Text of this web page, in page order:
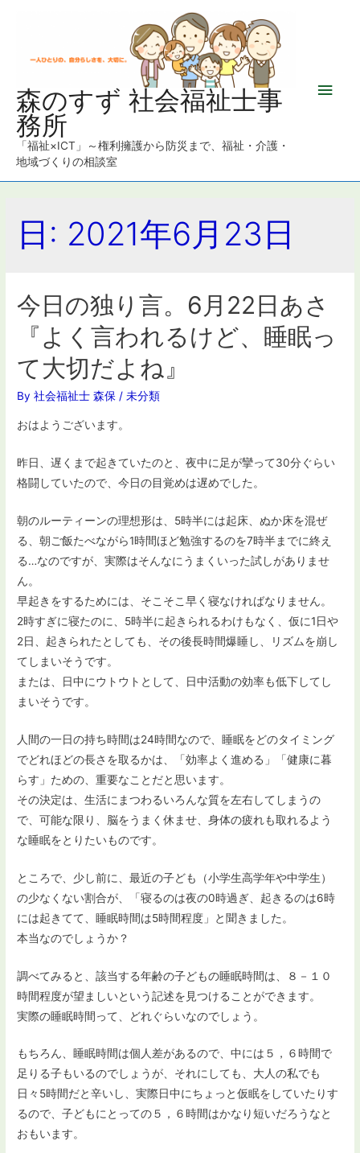
森のすず 社会福祉士事
務所
「福祉×ICT」～権利擁護から防災まで、福祉・介護・
地域づくりの相談室
メ
ー
日: 2021年6月23日
今日の独り言。6月22日あさ
『よく言われるけど、睡眠っ
て大切だよね』
By社会福祉士 森保 /未分類
おはようございます。
昨日、遅くまで起きていたのと、夜中に足が攣って30分ぐらい
格闘していたので、今日の目覚めは遅めでした。
朝のルーティーンの理想形は、5時半には起床、ぬか床を混ぜ
る、朝ご飯たべながら1時間ほど勉強するのを7時半までに終え
る…なのですが、実際はそんなにうまくいった試しがありませ
ん。
早起きをするためには、そこそこ早く寝なければなりません。
2時すぎに寝たのに、5時半に起きられるわけもなく、仮に1日や
2日、起きられたとしても、その後長時間爆睡し、リズムを崩し
てしまいそうです。
または、日中にウトウトとして、日中活動の効率も低下してし
まいそうです。
人間の一日の持ち時間は24時間なので、睡眠をどのタイミング
でどれほどの長さを取るかは、「効率よく進める」「健康に暮
らす」ための、重要なことだと思います。
その決定は、生活にまつわるいろんな質を左右してしまうの
で、可能な限り、脳をうまく休ませ、身体の疲れも取れるよう
な睡眠をとりたいものです。
ところで、少し前に、最近の子ども（小学生高学年や中学生）
の少なくない割合が、「寝るのは夜の0時過ぎ、起きるのは6時
には起きてて、睡眠時間は5時間程度」と聞きました。
本当なのでしょうか？
調べてみると、該当する年齢の子どもの睡眠時間は、８－１０
時間程度が望ましいという記述を見つけることができます。
実際の睡眠時間って、どれぐらいなのでしょう。
もちろん、睡眠時間は個人差があるので、中には５，６時間で
足りる子もいるのでしょうが、それにしても、大人の私でも
日々5時間だと辛いし、実際日中にちょっと仮眠をしていたりす
るので、子どもにとっての５，６時間はかなり短いだろうなと
おもいます。